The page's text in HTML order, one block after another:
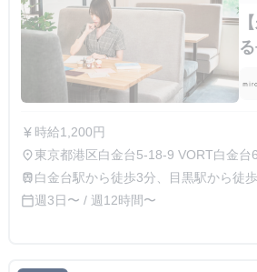
currency_yen 時給1,200円
place東京都港区白金台5-18-9 VORT白金台
train 白金台駅から徒歩3分、目黒駅から徒
calendar_today週3日〜 / 週12時間〜